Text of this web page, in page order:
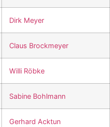
Dirk Meyer
Claus Brockmeyer
Willi Röbke
Sabine Bohlmann
Gerhard Acktun